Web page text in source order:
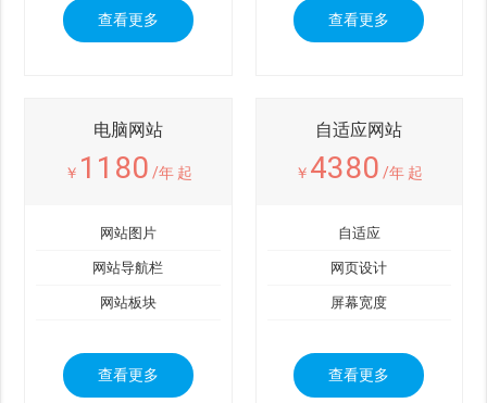
查看更多 查看更多
电脑网站
￥ 1180 /年 起
网站图片
网站导航栏
网站板块
查看更多
自适应网站
￥ 4380 /年 起
自适应
网页设计
屏幕宽度
查看更多